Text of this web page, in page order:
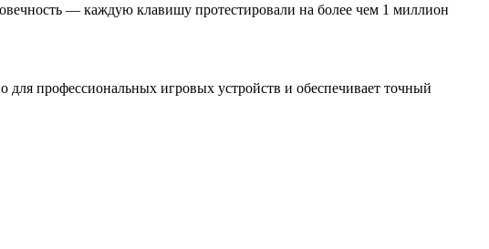
— каждую клавишу протестировали на более чем 1 миллион
профессиональных игровых устройств и обеспечивает точный